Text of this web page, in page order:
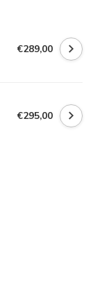
€289,00
€295,00